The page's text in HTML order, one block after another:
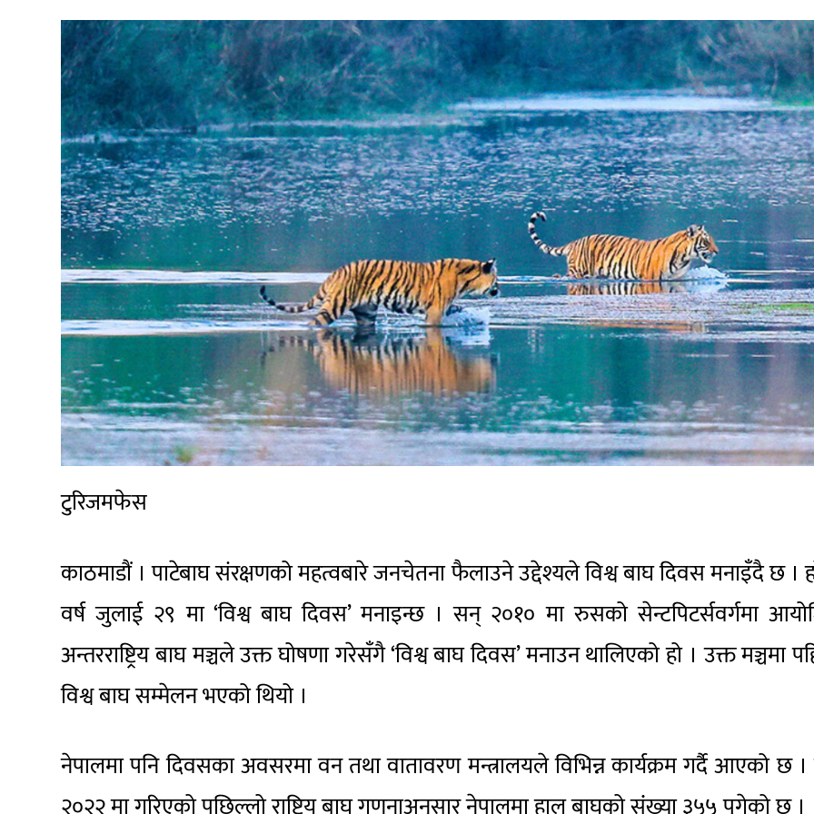
टुरिजमफेस
काठमाडौं । पाटेबाघ संरक्षणको महत्वबारे जनचेतना फैलाउने उद्देश्यले विश्व बाघ दिवस मनाइँदै छ ।
वर्ष जुलाई २९ मा ‘विश्व बाघ दिवस’ मनाइन्छ । सन् २०१० मा रुसको सेन्टपिटर्सवर्गमा
अन्तरराष्ट्रिय बाघ मञ्चले उक्त घोषणा गरेसँगै ‘विश्व बाघ दिवस’ मनाउन थालिएको हो । उक्त मञ्चमा
विश्व बाघ सम्मेलन भएको थियो ।
नेपालमा पनि दिवसका अवसरमा वन तथा वातावरण मन्त्रालयले विभिन्न कार्यक्रम गर्दै आएको छ